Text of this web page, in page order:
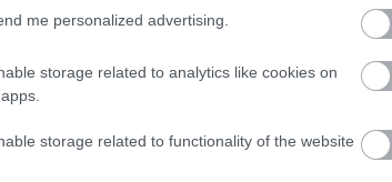
me personalized advertising.
storage related to analytics like cookies on
storage related to functionality of the website
Eszter
Róbert
Attila